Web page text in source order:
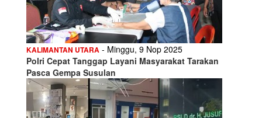
KALIMANTAN UTARA - Minggu, 9 Nop 2025
Polri Cepat Tanggap Layani Masyarakat Tarakan
Pasca Gempa Susulan